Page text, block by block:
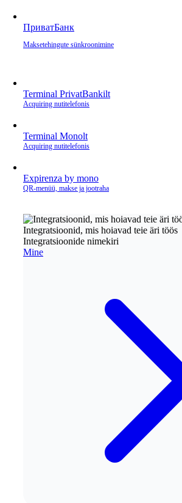
ПриватБанк
Makse­tehingute sünkroonimine
Terminal PrivatBankilt
Acquiring nutitelefonis
Terminal Monolt
Acquiring nutitelefonis
Expirenza by mono
QR‑menüü, makse ja jootraha
Integratsioonid, mis hoiavad teie äri töös
Integratsioonide nimekiri
Mine